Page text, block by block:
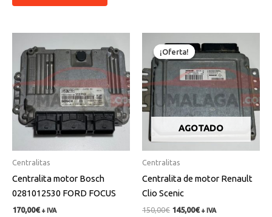
Centralitas
Centralita motor Bosch
0281012530 FORD FOCUS
170,00€ + IVA
¡Oferta!
AGOTADO
¡Oferta!
Centralitas
Centralita de motor Renault
Clio Scenic
150,00€
precio
original
era:
150,00€.
145,00€
precio
actual
es:
145,00€.
+ IVA